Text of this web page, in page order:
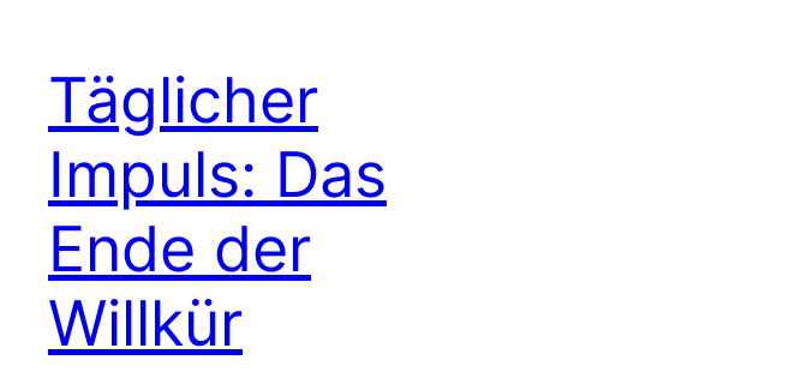
Täglicher
Impuls: Das
Ende der
Willkür